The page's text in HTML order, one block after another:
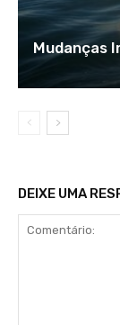
Mudanças
DEIXE UMA